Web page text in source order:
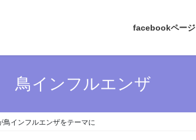
facebookページ
鳥インフルエンザ
インフルエンザをテーマに